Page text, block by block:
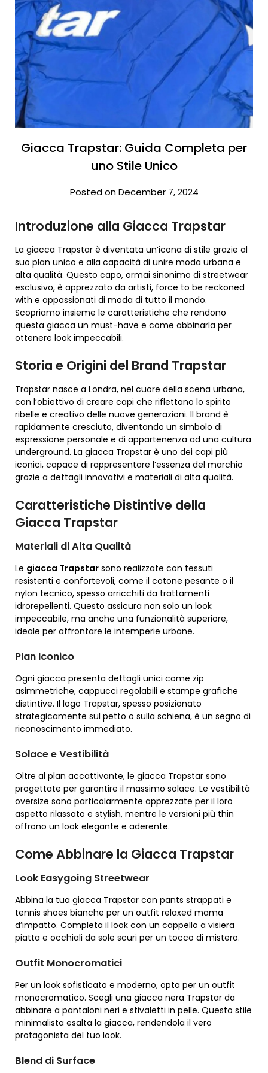
Giacca Trapstar: Guida Completa per
uno Stile Unico
Posted on December 7, 2024
Introduzione alla Giacca Trapstar
La giacca Trapstar è diventata un’icona di stile grazie al
suo plan unico e alla capacità di unire moda urbana e
alta qualità. Questo capo, ormai sinonimo di streetwear
esclusivo, è apprezzato da artisti, force to be reckoned
with e appassionati di moda di tutto il mondo.
Scopriamo insieme le caratteristiche che rendono
questa giacca un must-have e come abbinarla per
ottenere look impeccabili.
Storia e Origini del Brand Trapstar
Trapstar nasce a Londra, nel cuore della scena urbana,
con l’obiettivo di creare capi che riflettano lo spirito
ribelle e creativo delle nuove generazioni. Il brand è
rapidamente cresciuto, diventando un simbolo di
espressione personale e di appartenenza ad una cultura
underground. La giacca Trapstar è uno dei capi più
iconici, capace di rappresentare l’essenza del marchio
grazie a dettagli innovativi e materiali di alta qualità.
Caratteristiche Distintive della
Giacca Trapstar
Materiali di Alta Qualità
Le giacca Trapstar sono realizzate con tessuti
resistenti e confortevoli, come il cotone pesante o il
nylon tecnico, spesso arricchiti da trattamenti
idrorepellenti. Questo assicura non solo un look
impeccabile, ma anche una funzionalità superiore,
ideale per affrontare le intemperie urbane.
Plan Iconico
Ogni giacca presenta dettagli unici come zip
asimmetriche, cappucci regolabili e stampe grafiche
distintive. Il logo Trapstar, spesso posizionato
strategicamente sul petto o sulla schiena, è un segno di
riconoscimento immediato.
Solace e Vestibilità
Oltre al plan accattivante, le giacca Trapstar sono
progettate per garantire il massimo solace. Le vestibilità
oversize sono particolarmente apprezzate per il loro
aspetto rilassato e stylish, mentre le versioni più thin
offrono un look elegante e aderente.
Come Abbinare la Giacca Trapstar
Look Easygoing Streetwear
Abbina la tua giacca Trapstar con pants strappati e
tennis shoes bianche per un outfit relaxed mama
d’impatto. Completa il look con un cappello a visiera
piatta e occhiali da sole scuri per un tocco di mistero.
Outfit Monocromatici
Per un look sofisticato e moderno, opta per un outfit
monocromatico. Scegli una giacca nera Trapstar da
abbinare a pantaloni neri e stivaletti in pelle. Questo stile
minimalista esalta la giacca, rendendola il vero
protagonista del tuo look.
Blend di Surface